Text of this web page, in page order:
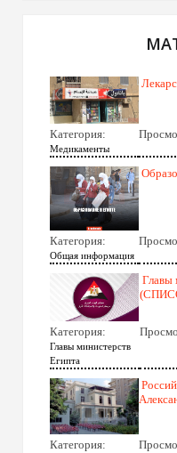
Категория:
Медикаменты
Категория:
Общая информация
Главы
Категория:
Главы министерств
Египта
Категория: